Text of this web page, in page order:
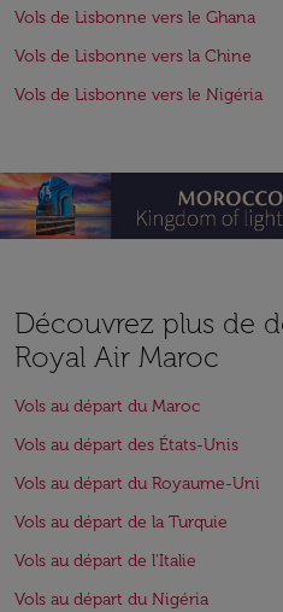
Vols de Lisbonne vers le Ghana
Vols de Lisbonne vers la Chine
Vols de Lisbonne vers le Nigéria
Découvrez plus de
Royal Air Maroc
Vols au départ du Maroc
Vols au départ des États-Unis
Vols au départ du Royaume-Uni
Vols au départ de la Turquie
Vols au départ de l'Italie
Vols au départ du Nigéria